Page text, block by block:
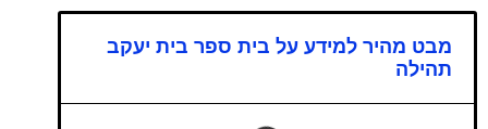
מבט מהיר למידע על בית ספר בית יעקב
תהילה